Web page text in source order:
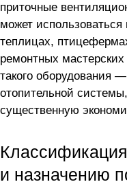
приточные
может
теплицах,
ремонтных
такого оборудования
отопительной
существенную
и назначению